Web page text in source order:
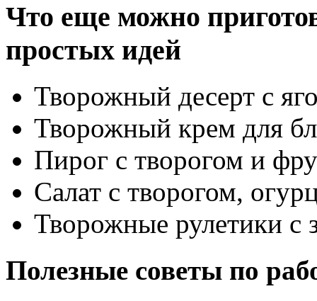
Что еще можно
простых идей
Творожный десерт с
Творожный крем для
Пирог с творогом и
Салат с творогом,
Творожные рулетики с
Полезные советы по